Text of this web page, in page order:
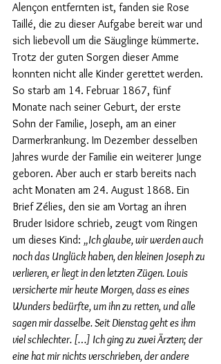
Alençon entfernten ist, fanden sie Rose
Taillé, die zu dieser Aufgabe bereit war und
sich liebevoll um die Säuglinge kümmerte.
Trotz der guten Sorgen dieser Amme
konnten nicht alle Kinder gerettet werden.
So starb am 14. Februar 1867, fünf
Monate nach seiner Geburt, der erste
Sohn der Familie, Joseph, am an einer
Darmerkrankung. Im Dezember desselben
Jahres wurde der Familie ein weiterer Junge
geboren. Aber auch er starb bereits nach
acht Monaten am 24. August 1868. Ein
Brief Zélies, den sie am Vortag an ihren
Bruder Isidore schrieb, zeugt vom Ringen
um dieses Kind: „Ich glaube, wir werden auch
noch das Unglück haben, den kleinen Joseph zu
verlieren, er liegt in den letzten Zügen. Louis
versicherte mir heute Morgen, dass es eines
Wunders bedürfte, um ihn zu retten, und alle
sagen mir dasselbe. Seit Dienstag geht es ihm
viel schlechter. […] Ich ging zu zwei Ärzten; der
eine hat mir nichts verschrieben, der andere